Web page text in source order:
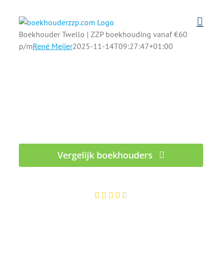
inhoudBoekhouder Twello | ZZP boekhouding vanaf €60
p/mRené Meijer2025-11-14T09:27:47+01:00
Vergelijk boekhouders